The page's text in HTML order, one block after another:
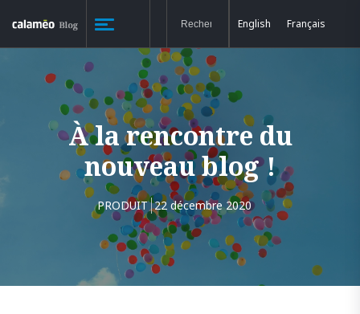
English Français
À la rencontre du
nouveau blog !
PRODUIT 22 décembre 2020